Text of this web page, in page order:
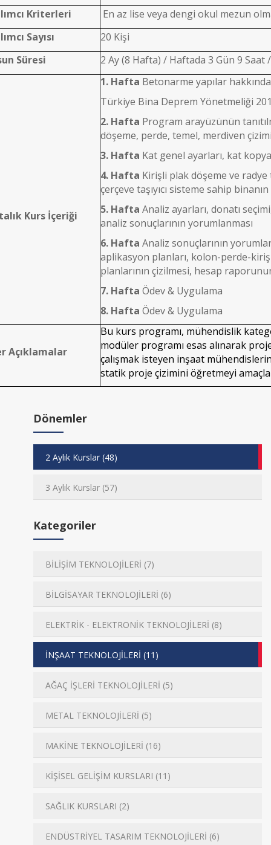
Kriterleri
En az lise veya dengi okul mezun
Sayısı
20 Kişi
Süresi
2 Ay (8 Hafta) / Haftada 3 Gün 9 Saat
Kurs İçeriği
1. Hafta Betonarme yapılar
Türkiye Bina Deprem Yönetmeliği
2. Hafta Program arayüzünün
döşeme, perde, temel, merdiven
3. Hafta Kat genel ayarları, kat
4. Hafta Kirişli plak döşeme ve
çerçeve taşıyıcı sisteme sahip
5. HaftaAnaliz ayarları, donatı
analiz sonuçlarının yorumlanması
6. HaftaAnaliz sonuçlarının
aplikasyon planları, kolon-perde-kiriş
planlarının çizilmesi, hesap
7. HaftaÖdev & Uygulama
8. HaftaÖdev & Uygulama
Açıklamalar
Bu kurs programı, mühendislik
modüler programı esas alınarak
çalışmak isteyen inşaat
statik proje çizimini öğretmeyi
Dönemler
2 Aylık Kurslar (48)
3 Aylık Kurslar (57)
Kategoriler
BİLİŞİM TEKNOLOJİLERİ (7)
BİLGİSAYAR TEKNOLOJİLERİ (6)
ELEKTRİK - ELEKTRONİK TEKNOLOJİLERİ (8)
İNŞAAT TEKNOLOJİLERİ (11)
AĞAÇ İŞLERİ TEKNOLOJİLERİ (5)
METAL TEKNOLOJİLERİ (5)
MAKİNE TEKNOLOJİLERİ (16)
KİŞİSEL GELİŞİM KURSLARI (11)
SAĞLIK KURSLARI (2)
ENDÜSTRİYEL TASARIM TEKNOLOJİLERİ (6)